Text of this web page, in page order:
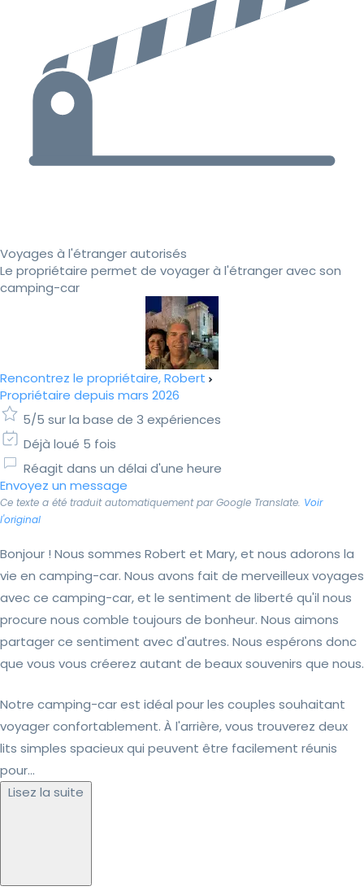
Voyages à l'étranger autorisés
Le propriétaire permet de voyager à l'étranger avec son
camping-car
Rencontrez le propriétaire, Robert
Propriétaire depuis mars 2026
5/5 sur la base de 3 expériences
Déjà loué 5 fois
Réagit dans un délai d'une heure
Envoyez un message
Ce texte a été traduit automatiquement par Google Translate. Voir
l'original
Bonjour ! Nous sommes Robert et Mary, et nous adorons la
vie en camping-car. Nous avons fait de merveilleux voyages
avec ce camping-car, et le sentiment de liberté qu'il nous
procure nous comble toujours de bonheur. Nous aimons
partager ce sentiment avec d'autres. Nous espérons donc
que vous vous créerez autant de beaux souvenirs que nous.
Notre camping-car est idéal pour les couples souhaitant
voyager confortablement. À l'arrière, vous trouverez deux
lits simples spacieux qui peuvent être facilement réunis
pour...
Lisez la suite